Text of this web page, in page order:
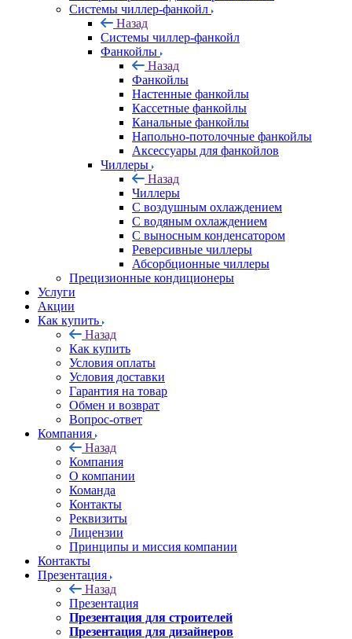
Системы чиллер-фанкойл
Назад
Системы чиллер-фанкойл
Фанкойлы
Назад
Фанкойлы
Настенные фанкойлы
Кассетные фанкойлы
Канальные фанкойлы
Напольно-потолочные фанкойлы
Аксессуары для фанкойлов
Чиллеры
Назад
Чиллеры
С воздушным охлаждением
С водяным охлаждением
С выносным конденсатором
Реверсивные чиллеры
Абсорбционные чиллеры
Прецизионные кондиционеры
Услуги
Акции
Как купить
Назад
Как купить
Условия оплаты
Условия доставки
Гарантия на товар
Обмен и возврат
Вопрос-ответ
Компания
Назад
Компания
О компании
Команда
Контакты
Реквизиты
Лицензии
Принципы и миссия компании
Контакты
Презентация
Назад
Презентация
Презентация для строителей
Презентация для дизайнеров